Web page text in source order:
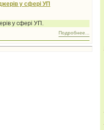
у сфері УП
у сфері УП.
Подробнее...